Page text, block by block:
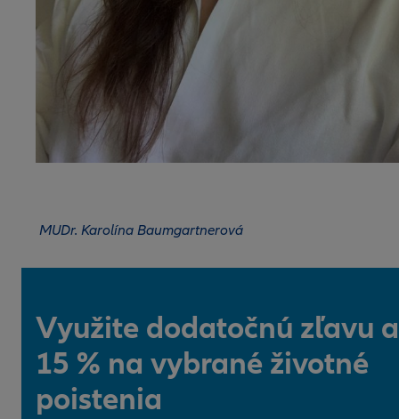
MUDr. Karolína Baumgartnerová
Využite dodatočnú zľavu
15 % na vybrané životné
poistenia